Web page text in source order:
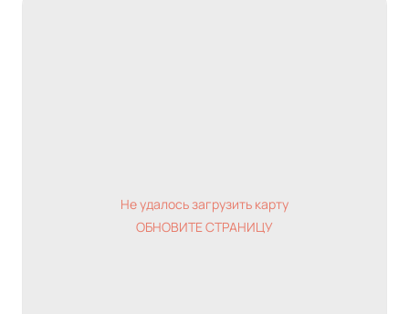
Не удалось загрузить карту
ОБНОВИТЕ СТРАНИЦУ